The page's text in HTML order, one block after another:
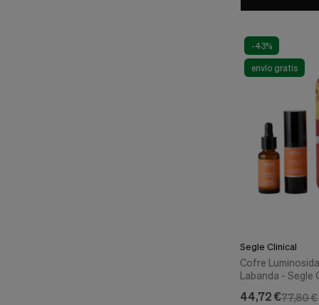
-43%
envío gratis
Segle Clinical
Cofre
Labanda - Segle
77,80 €
44,72 €